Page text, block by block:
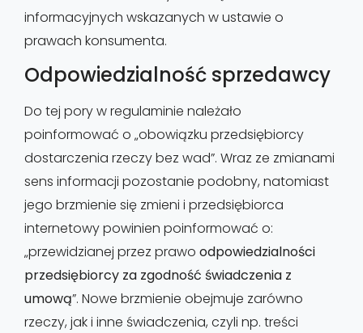
informacyjnych wskazanych w ustawie o
prawach konsumenta.
Odpowiedzialność sprzedawcy
Do tej pory w regulaminie należało
poinformować o „obowiązku przedsiębiorcy
dostarczenia rzeczy bez wad”. Wraz ze zmianami
sens informacji pozostanie podobny, natomiast
jego brzmienie się zmieni i przedsiębiorca
internetowy powinien poinformować o:
„przewidzianej przez prawo odpowiedzialności
przedsiębiorcy za zgodność świadczenia z
umową”. Nowe brzmienie obejmuje zarówno
rzeczy, jak i inne świadczenia, czyli np. treści